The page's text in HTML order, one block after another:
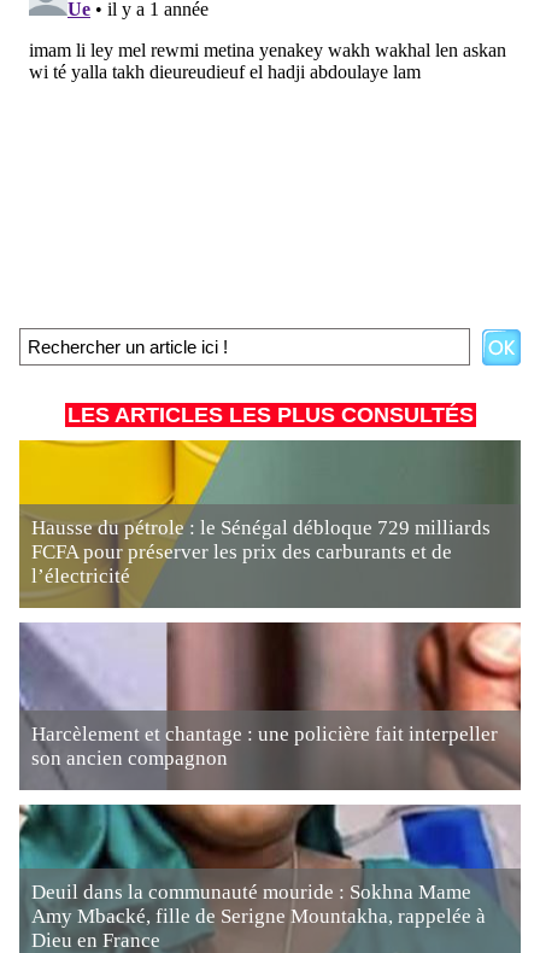
LES ARTICLES LES PLUS CONSULTÉS
Hausse du pétrole : le Sénégal débloque 729 milliards
FCFA pour préserver les prix des carburants et de
l’électricité
Harcèlement et chantage : une policière fait interpeller
son ancien compagnon
Deuil dans la communauté mouride : Sokhna Mame
Amy Mbacké, fille de Serigne Mountakha, rappelée à
Dieu en France